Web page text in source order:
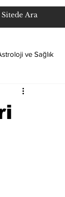
ve Sağlık